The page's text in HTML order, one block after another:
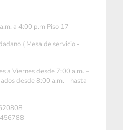
a 4:00 p.m Piso 17
( Mesa de servicio -
a Viernes desde 7:00 a.m. –
desde 8:00 a.m. - hasta